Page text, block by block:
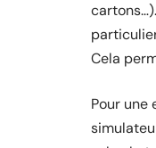
Cela
Pour une